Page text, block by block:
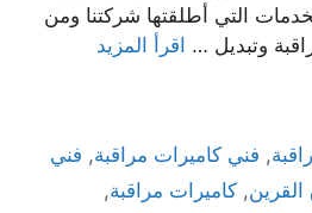
التي أطلقتها شركتنا ومن
وتبديل …
اقرأ المزيد
, فني كاميرات مراقبة, فني
, كاميرات مراقبة,